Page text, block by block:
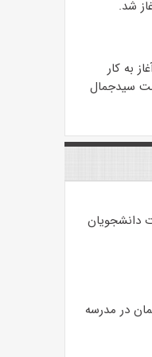
شد.
به کار
سیدجمال
دانشجویان
در مدرسه